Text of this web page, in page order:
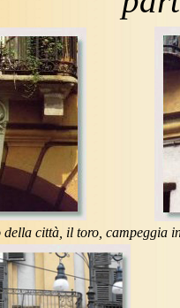
della città, il toro, campeggia